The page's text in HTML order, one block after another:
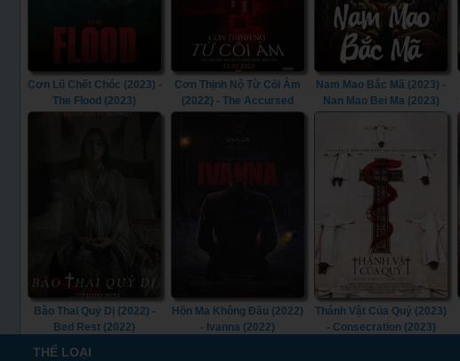
Cơn Lũ Chết Chóc (2023) -
The Flood (2023)
Cơn Thịnh Nộ Từ Cõi Âm
(2022) - The Accursed
Nam Mao Bắc Mã (2023) -
Nan Mao Bei Ma (2023)
Bào Thai Quỷ Dị (2022) -
Bed Rest (2022)
Hồn Ma Không Đầu (2022)
- Ivanna (2022)
Thánh Vật Của Quỷ (2023)
- Consecration (2023)
THỂ LOẠI